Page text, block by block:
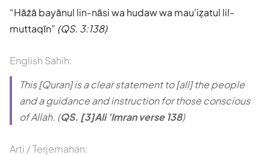
Hāżā bayānul lin-nāsi wa hudaw wa mau'iẓatul lil-
muttaqīn (QS. 3:138)
English Sahih:
This [Quran] is a clear statement to [all] the people
and a guidance and instruction for those conscious
of Allah. (QS. [3]Ali 'Imran verse 138)
Arti / Terjemahan: